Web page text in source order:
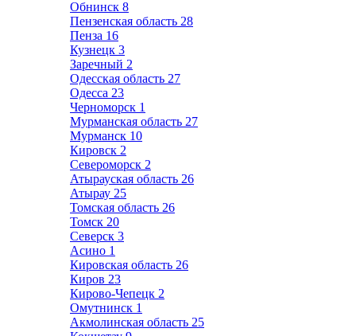
Обнинск 8
Пензенская область 28
Пенза 16
Кузнецк 3
Заречный 2
Одесская область 27
Одесса 23
Черноморск 1
Мурманская область 27
Мурманск 10
Кировск 2
Североморск 2
Атырауская область 26
Атырау 25
Томская область 26
Томск 20
Северск 3
Асино 1
Кировская область 26
Киров 23
Кирово-Чепецк 2
Омутнинск 1
Акмолинская область 25